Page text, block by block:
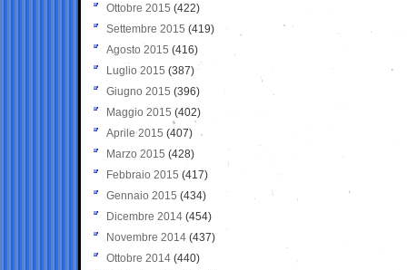
Ottobre 2015 (422)
Settembre 2015 (419)
Agosto 2015 (416)
Luglio 2015 (387)
Giugno 2015 (396)
Maggio 2015 (402)
Aprile 2015 (407)
Marzo 2015 (428)
Febbraio 2015 (417)
Gennaio 2015 (434)
Dicembre 2014 (454)
Novembre 2014 (437)
Ottobre 2014 (440)